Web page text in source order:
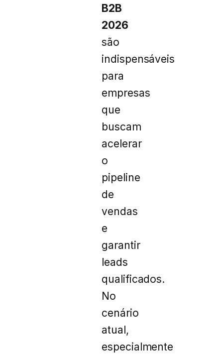
B2B
2026
são
indispensáveis
para
empresas
que
buscam
acelerar
o
pipeline
de
vendas
e
garantir
leads
qualificados.
No
cenário
atual,
especialmente